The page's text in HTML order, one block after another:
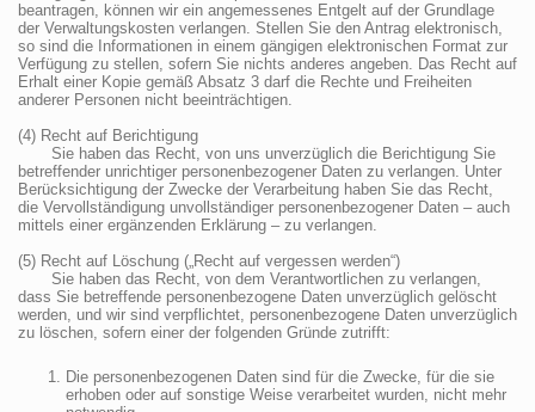
beantragen, können wir ein angemessenes Entgelt auf der Grundlage
der Verwaltungskosten verlangen. Stellen Sie den Antrag elektronisch,
so sind die Informationen in einem gängigen elektronischen Format zur
Verfügung zu stellen, sofern Sie nichts anderes angeben. Das Recht auf
Erhalt einer Kopie gemäß Absatz 3 darf die Rechte und Freiheiten
anderer Personen nicht beeinträchtigen.
(4) Recht auf Berichtigung
Sie haben das Recht, von uns unverzüglich die Berichtigung Sie
betreffender unrichtiger personenbezogener Daten zu verlangen. Unter
Berücksichtigung der Zwecke der Verarbeitung haben Sie das Recht,
die Vervollständigung unvollständiger personenbezogener Daten – auch
mittels einer ergänzenden Erklärung – zu verlangen.
(5) Recht auf Löschung („Recht auf vergessen werden“)
Sie haben das Recht, von dem Verantwortlichen zu verlangen,
dass Sie betreffende personenbezogene Daten unverzüglich gelöscht
werden, und wir sind verpflichtet, personenbezogene Daten unverzüglich
zu löschen, sofern einer der folgenden Gründe zutrifft:
Die personenbezogenen Daten sind für die Zwecke, für die sie
erhoben oder auf sonstige Weise verarbeitet wurden, nicht mehr